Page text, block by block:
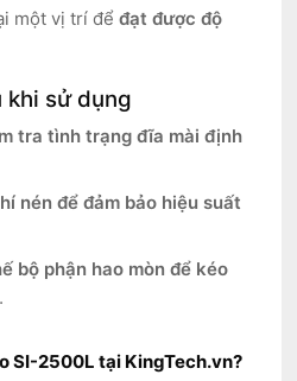
một vị trí đểđạt được độ
khi sử dụng
tra tình trạng đĩa mài định
nén để đảm bảo hiệu suất
bộ phận hao mòn để kéo
.
SI-2500L tại KingTech.vn?